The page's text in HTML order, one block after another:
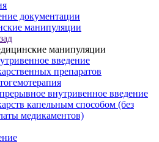
документации
манипуляции
манипуляции
введение
препаратов
внутривенное введение
капельным способом (без
медикаментов)